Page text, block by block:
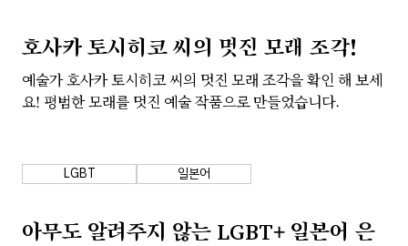
호사카 토시히코 씨의 멋진 모래 조각!
예술가 호사카 토시히코 씨의 멋진 모래 조각을 확인 해 보세
요! 평범한 모래를 멋진 예술 작품으로 만들었습니다.
LGBT 일본어
아무도 알려주지 않는 LGBT+ 일본어 은